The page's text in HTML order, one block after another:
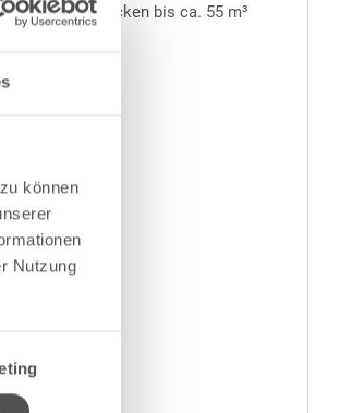
können
Nutzung
Schwimmbecken bis ca. 55 m³